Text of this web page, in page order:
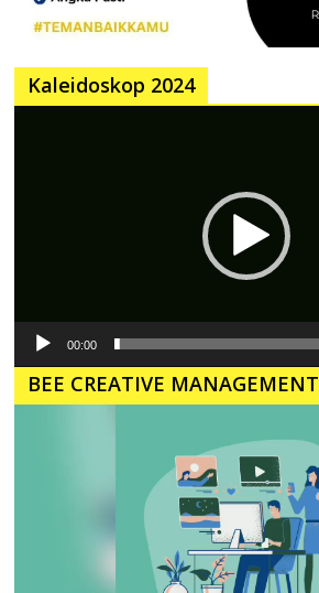
Kaleidoskop 2024
00:00
BEE CREATIVE MANAGEMENT